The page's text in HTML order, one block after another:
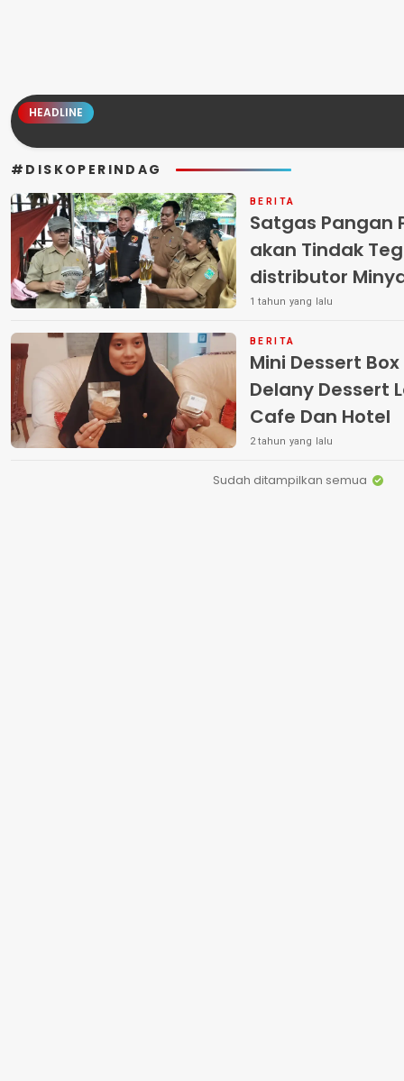
HEADLINE
#DISKOPERINDAG
BERITA
Satgas Pangan
akan Tindak
distributor
pelanggaran
1 tahun yang lalu
BERITA
Mini Dessert
Delany Dessert
Cafe Dan Hotel
2 tahun yang lalu
Sudah ditampilkan semua